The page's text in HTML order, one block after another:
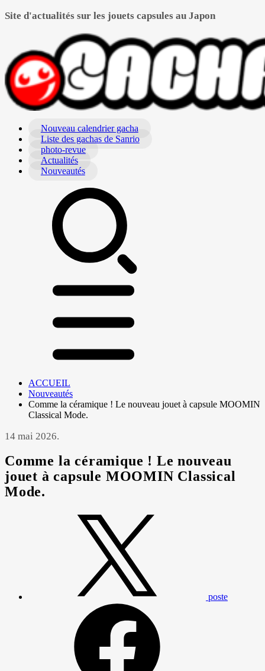
Site d'actualités sur les jouets capsules au Japon
Nouveau calendrier gacha
Liste des gachas de Sanrio
photo-revue
Actualités
Nouveautés
ACCUEIL
Nouveautés
Comme la céramique ! Le nouveau jouet à capsule MOOMIN
Classical Mode.
14 mai 2026.
Comme la céramique ! Le nouveau
jouet à capsule MOOMIN Classical
Mode.
poste